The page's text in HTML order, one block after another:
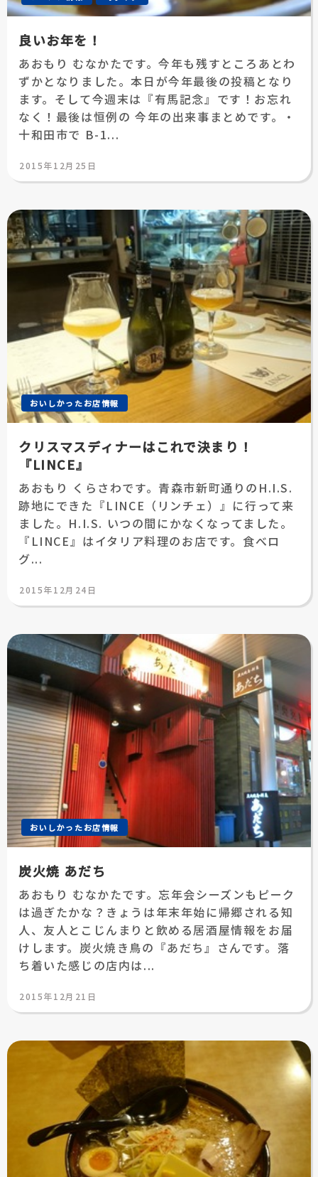
良いお年を！
あおもり むなかたです。今年も残すところあとわ
ずかとなりました。本日が今年最後の投稿となり
ます。そして今週末は『有馬記念』です！お忘れ
なく！最後は恒例の 今年の出来事まとめです。・
十和田市で B-1...
投
日:
2015年12月25日
おいしかったお店情報
クリスマスディナーはこれで決まり！
『LINCE』
あおもり くらさわです。青森市新町通りのH.I.S.
跡地にできた『LINCE（リンチェ）』に行って来
ました。H.I.S. いつの間にかなくなってました。
『LINCE』はイタリア料理のお店です。食べロ
グ...
投
日:
2015年12月24日
おいしかったお店情報
炭火焼 あだち
あおもり むなかたです。忘年会シーズンもピーク
は過ぎたかな？きょうは年末年始に帰郷される知
人、友人とこじんまりと飲める居酒屋情報をお届
けします。炭火焼き鳥の『あだち』さんです。落
ち着いた感じの店内は...
投
日:
2015年12月21日